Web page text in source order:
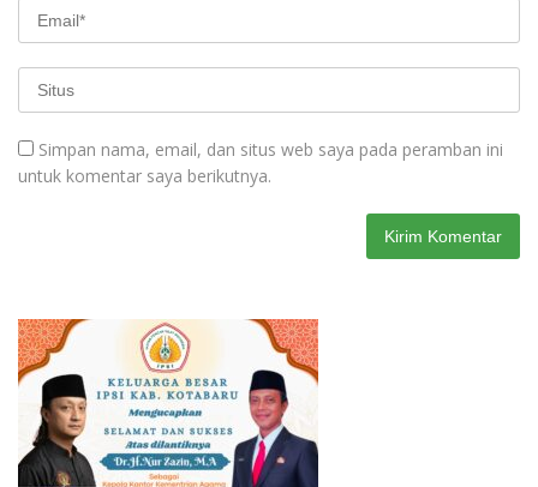
Simpan nama, email, dan situs web saya pada peramban ini
untuk komentar saya berikutnya.